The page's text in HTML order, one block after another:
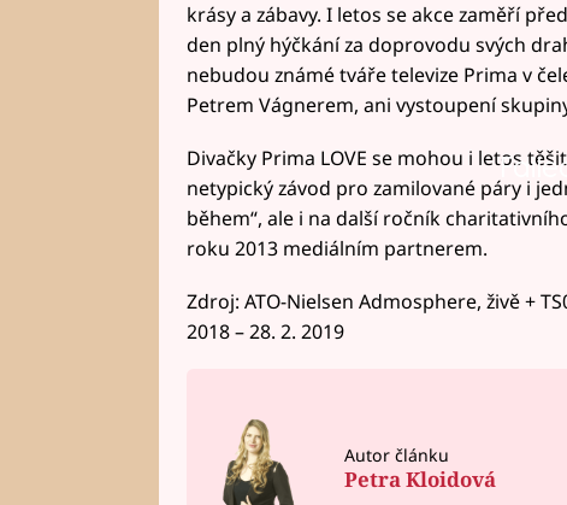
krásy a zábavy. I letos se akce zaměří
den plný hýčkání za doprovodu svých
nebudou známé tváře televize Prima v
Petrem Vágnerem, ani vystoupení
Divačky Prima LOVE se mohou i letos
netypický závod pro zamilované páry i
během“, ale i na další ročník
roku 2013 mediálním partnerem.
Zdroj: ATO-Nielsen Admosphere, živě +
2018 – 28. 2. 2019
Autor článku
Petra Kloidová